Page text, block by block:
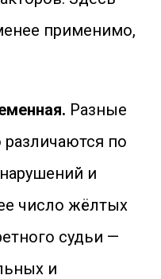
применимо,
Разные
по
и
число жёлтых
судьи —
и